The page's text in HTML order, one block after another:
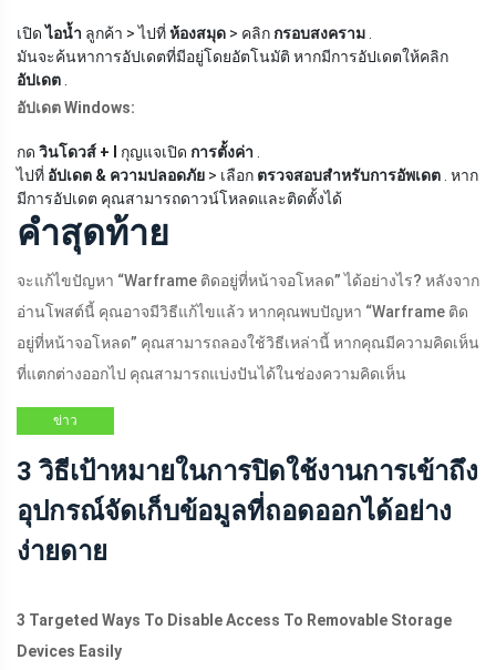
เปิดไอน้ำ ลูกค้า > ไปที่ห้องสมุด > คลิก กรอบสงคราม.
มันจะค้นหาการอัปเดตที่มีอยู่โดยอัตโนมัติ หากมีการอัปเดตให้คลิก
อัปเดต.
อัปเดต Windows:
กด วินโดวส์ + I กุญแจเปิด การตั้งค่า .
ไปที่ อัปเดต & ความปลอดภัย > เลือก ตรวจสอบสำหรับการอัพเดต. หาก
มีการอัปเดต คุณสามารถดาวน์โหลดและติดตั้งได้
คำสุดท้าย
จะแก้ไขปัญหา “Warframe ติดอยู่ที่หน้าจอโหลด” ได้อย่างไร? หลังจาก
อ่านโพสต์นี้ คุณอาจมีวิธีแก้ไขแล้ว หากคุณพบปัญหา “Warframe ติด
อยู่ที่หน้าจอโหลด” คุณสามารถลองใช้วิธีเหล่านี้ หากคุณมีความคิดเห็น
ที่แตกต่างออกไป คุณสามารถแบ่งปันได้ในช่องความคิดเห็น
ข่าว
3 วิธีเป้าหมายในการปิดใช้งานการเข้าถึง
อุปกรณ์จัดเก็บข้อมูลที่ถอดออกได้อย่าง
ง่ายดาย
3 Targeted Ways To Disable Access To Removable Storage
Devices Easily